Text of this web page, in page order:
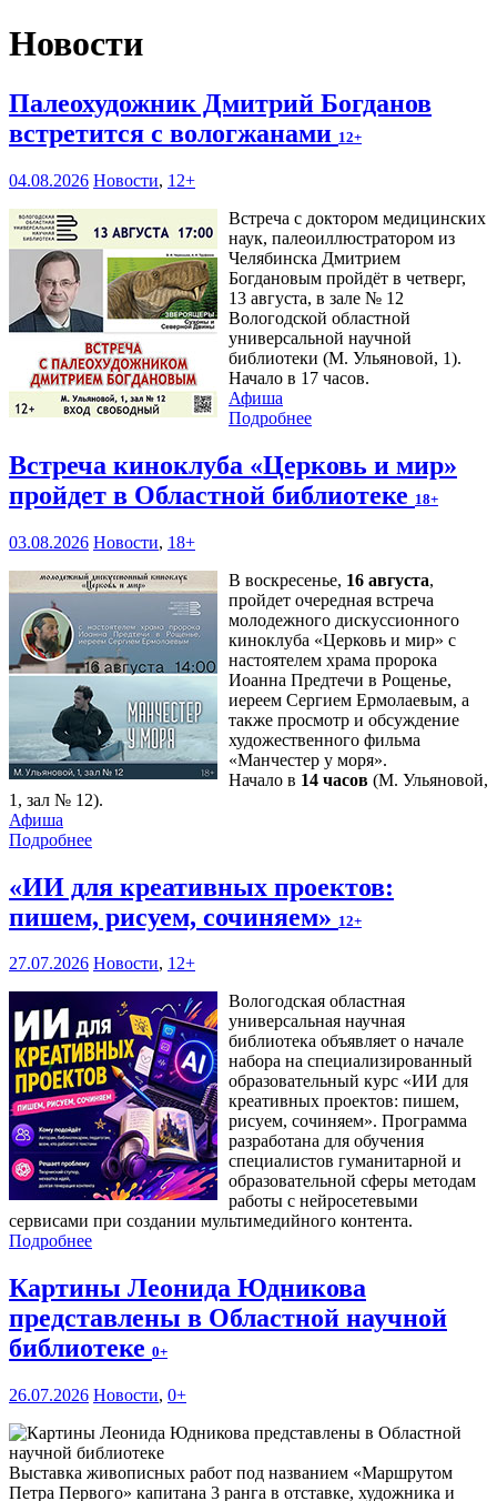
Новости
Палеохудожник Дмитрий Богданов
встретится с вологжанами 12+
04.08.2026 Новости, 12+
Встреча с доктором медицинских
наук, палеоиллюстратором из
Челябинска Дмитрием
Богдановым пройдёт в четверг,
13 августа, в зале № 12
Вологодской областной
универсальной научной
библиотеки (М. Ульяновой, 1).
Начало в 17 часов.
Афиша
Подробнее
Встреча киноклуба «Церковь и мир»
пройдет в Областной библиотеке 18+
03.08.2026 Новости, 18+
В воскресенье, 16 августа,
пройдет очередная встреча
молодежного дискуссионного
киноклуба «Церковь и мир» с
настоятелем храма пророка
Иоанна Предтечи в Рощенье,
иереем Сергием Ермолаевым, а
также просмотр и обсуждение
художественного фильма
«Манчестер у моря».
Начало в 14 часов (М. Ульяновой,
1, зал № 12).
Афиша
Подробнее
«ИИ для креативных проектов:
пишем, рисуем, сочиняем» 12+
27.07.2026 Новости, 12+
Вологодская областная
универсальная научная
библиотека объявляет о начале
набора на специализированный
образовательный курс «ИИ для
креативных проектов: пишем,
рисуем, сочиняем». Программа
разработана для обучения
специалистов гуманитарной и
образовательной сферы методам
работы с нейросетевыми
сервисами при создании мультимедийного контента.
Подробнее
Картины Леонида Юдникова
представлены в Областной научной
библиотеке 0+
26.07.2026 Новости, 0+
Выставка живописных работ под названием «Маршрутом
Петра Первого» капитана 3 ранга в отставке, художника и